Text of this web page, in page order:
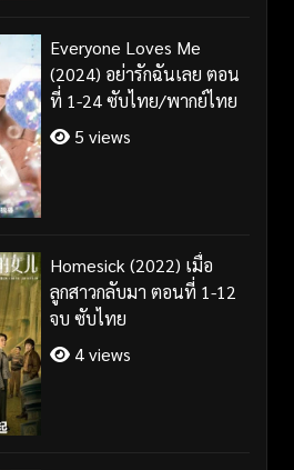
Everyone Loves Me
(2024) อย่ารักฉันเลย ตอน
ที่ 1-24 ซับไทย/พากย์ไทย
5 views
Homesick (2022) เมื่อ
ลูกสาวกลับมา ตอนที่ 1-12
จบ ซับไทย
4 views